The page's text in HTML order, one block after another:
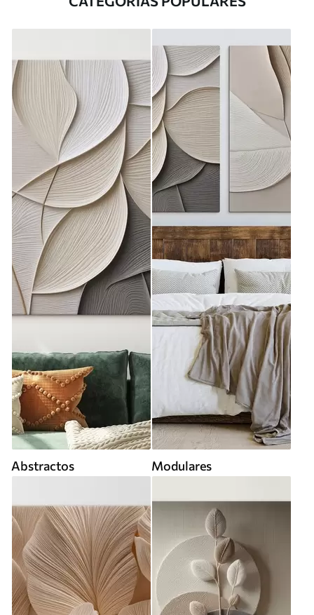
Abstractos Modulares